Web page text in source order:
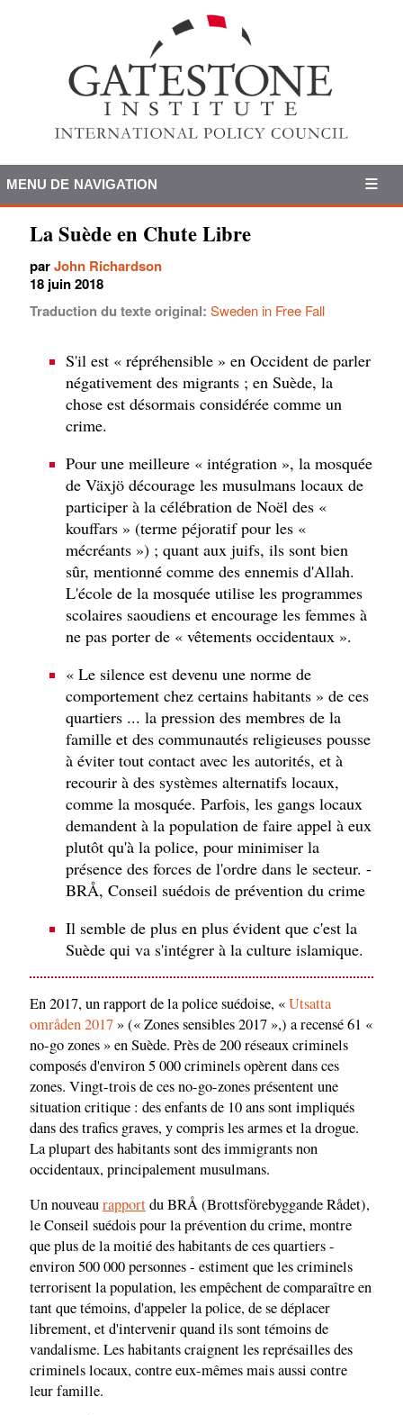
MENU DE NAVIGATION
La Suède en Chute Libre
parJohn Richardson
18 juin 2018
Traduction du texte original: Sweden in Free Fall
S'il est « répréhensible » en Occident de parler
négativement des migrants ; en Suède, la
chose est désormais considérée comme un
crime.
Pour une meilleure « intégration », la mosquée
de Växjö décourage les musulmans locaux de
participer à la célébration de Noël des «
kouffars » (terme péjoratif pour les «
mécréants ») ; quant aux juifs, ils sont bien
sûr, mentionné comme des ennemis d'Allah.
L'école de la mosquée utilise les programmes
scolaires saoudiens et encourage les femmes à
ne pas porter de « vêtements occidentaux ».
« Le silence est devenu une norme de
comportement chez certains habitants » de ces
quartiers ... la pression des membres de la
famille et des communautés religieuses pousse
à éviter tout contact avec les autorités, et à
recourir à des systèmes alternatifs locaux,
comme la mosquée. Parfois, les gangs locaux
demandent à la population de faire appel à eux
plutôt qu'à la police, pour minimiser la
présence des forces de l'ordre dans le secteur. -
BRÅ, Conseil suédois de prévention du crime
Il semble de plus en plus évident que c'est la
Suède qui va s'intégrer à la culture islamique.
En 2017, un rapport de la police suédoise, «Utsatta
områden 2017» (« Zones sensibles 2017 »,) a recensé 61 «
no-go zones » en Suède. Près de 200 réseaux criminels
composés d'environ 5 000 criminels opèrent dans ces
zones. Vingt-trois de ces no-go-zones présentent une
situation critique : des enfants de 10 ans sont impliqués
dans des trafics graves, y compris les armes et la drogue.
La plupart des habitants sont des immigrants non
occidentaux, principalement musulmans.
Un nouveaurapportdu BRÅ (Brottsförebyggande Rådet),
le Conseil suédois pour la prévention du crime, montre
que plus de la moitié des habitants de ces quartiers -
environ 500 000 personnes - estiment que les criminels
terrorisent la population, les empêchent de comparaître en
tant que témoins, d'appeler la police, de se déplacer
librement, et d'intervenir quand ils sont témoins de
vandalisme. Les habitants craignent les représailles des
criminels locaux, contre eux-mêmes mais aussi contre
leur famille.